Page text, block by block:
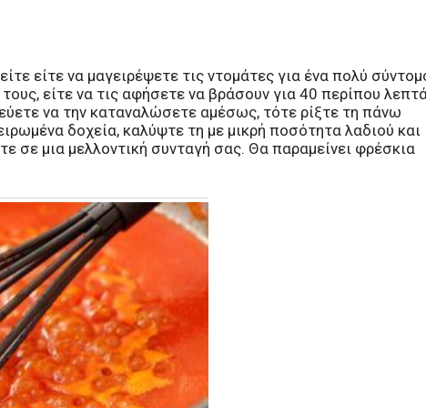
είτε να μαγειρέψετε τις ντομάτες για ένα πολύ
είτε να τις αφήσετε να βράσουν για 40 περίπου
να την καταναλώσετε αμέσως, τότε ρίξτε τη πάνω
δοχεία, καλύψτε τη με μικρή ποσότητα λαδιού και
σε μια μελλοντική συνταγή σας. Θα παραμείνει φρέσκια